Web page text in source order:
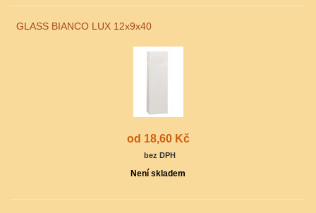
GLASS BIANCO LUX 12x9x40
od 18,60 Kč
bez DPH
Není skladem